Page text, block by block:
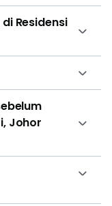
Residensi
Johor